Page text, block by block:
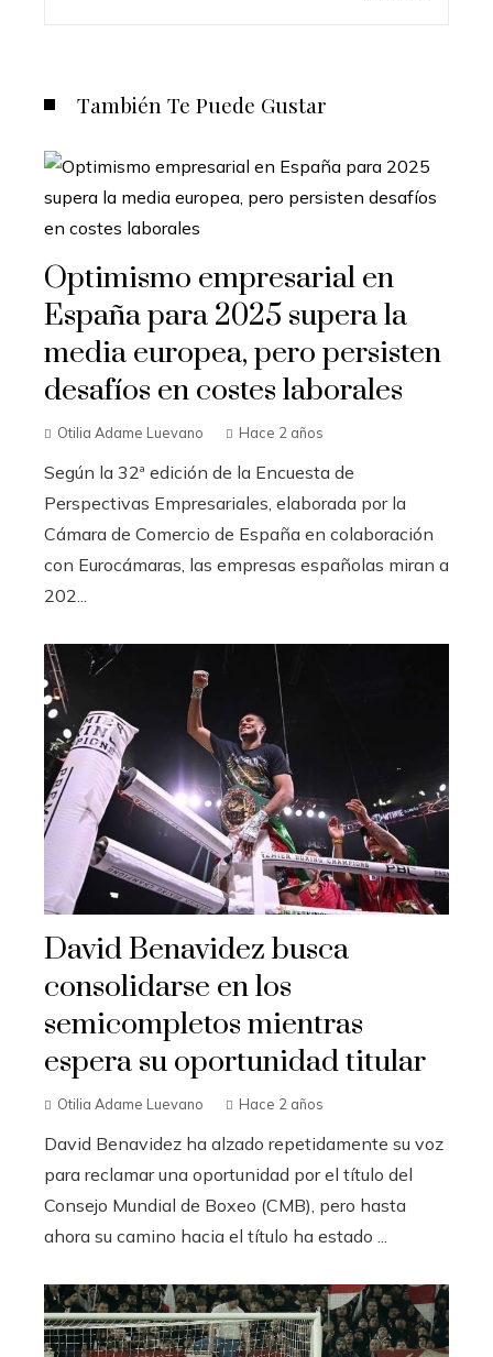
También Te Puede Gustar
Optimismo empresarial en
España para 2025 supera la
media europea, pero persisten
desafíos en costes laborales
Otilia Adame Luevano Hace 2 años
Según la 32ª edición de la Encuesta de
Perspectivas Empresariales, elaborada por la
Cámara de Comercio de España en colaboración
con Eurocámaras, las empresas españolas miran a
202...
David Benavidez busca
consolidarse en los
semicompletos mientras
espera su oportunidad titular
Otilia Adame Luevano Hace 2 años
David Benavidez ha alzado repetidamente su voz
para reclamar una oportunidad por el título del
Consejo Mundial de Boxeo (CMB), pero hasta
ahora su camino hacia el título ha estado ...